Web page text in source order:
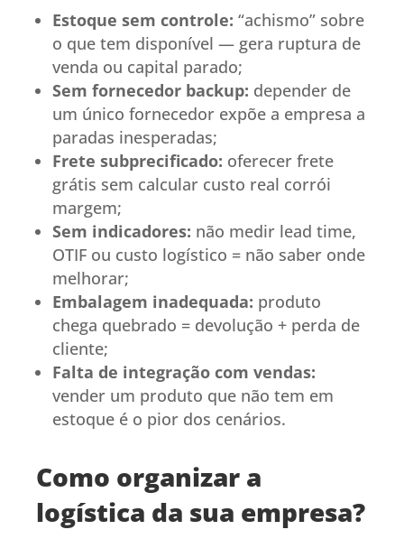
Estoque sem controle: “achismo” sobre
o que tem disponível — gera ruptura de
venda ou capital parado;
Sem fornecedor backup: depender de
um único fornecedor expõe a empresa a
paradas inesperadas;
Frete subprecificado: oferecer frete
grátis sem calcular custo real corrói
margem;
Sem indicadores: não medir lead time,
OTIF ou custo logístico = não saber onde
melhorar;
Embalagem inadequada: produto
chega quebrado = devolução + perda de
cliente;
Falta de integração com vendas:
vender um produto que não tem em
estoque é o pior dos cenários.
Como organizar a
logística da sua empresa?